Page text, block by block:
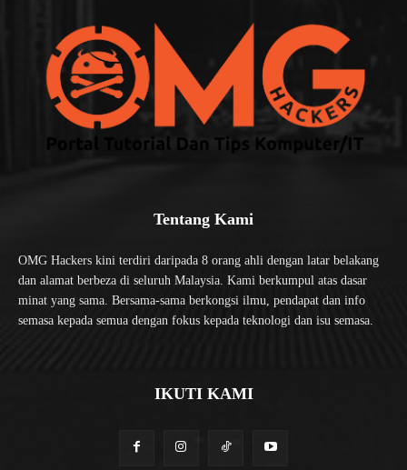
Tentang Kami
OMG Hackers kini terdiri daripada 8 orang ahli dengan latar belakang
dan alamat berbeza di seluruh Malaysia. Kami berkumpul atas dasar
minat yang sama. Bersama-sama berkongsi ilmu, pendapat dan info
semasa kepada semua dengan fokus kepada teknologi dan isu semasa.
IKUTI KAMI